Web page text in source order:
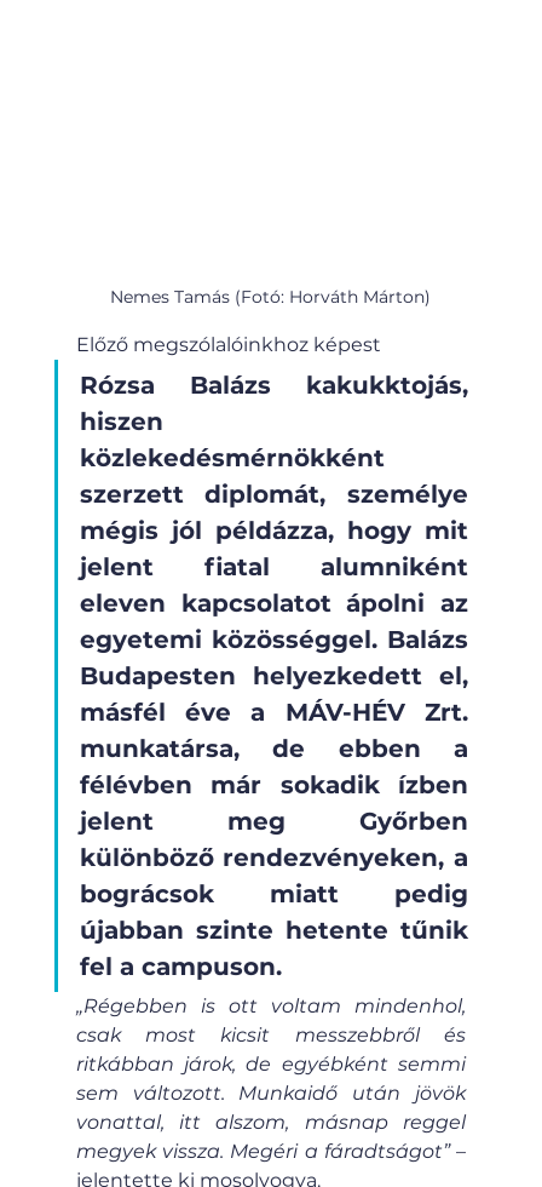
Nemes Tamás (Fotó: Horváth Márton)
Előző megszólalóinkhoz képest
Rózsa Balázs kakukktojás,
hiszen
közlekedésmérnökként
szerzett diplomát, személye
mégis jól példázza, hogy mit
jelent fiatal alumniként
eleven kapcsolatot ápolni az
egyetemi közösséggel. Balázs
Budapesten helyezkedett el,
másfél éve a MÁV-HÉV Zrt.
munkatársa, de ebben a
félévben már sokadik ízben
jelent meg Győrben
különböző rendezvényeken, a
bográcsok miatt pedig
újabban szinte hetente tűnik
fel a campuson.
„Régebben is ott voltam mindenhol,
csak most kicsit messzebbről és
ritkábban járok, de egyébként semmi
sem változott. Munkaidő után jövök
vonattal, itt alszom, másnap reggel
megyek vissza. Megéri a fáradtságot” –
jelentette ki mosolyogva.